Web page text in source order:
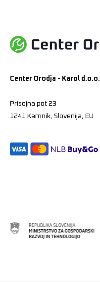
Center Orodja - Karol d.o.o.
Prisojna pot 23
1241 Kamnik, Slovenija, EU